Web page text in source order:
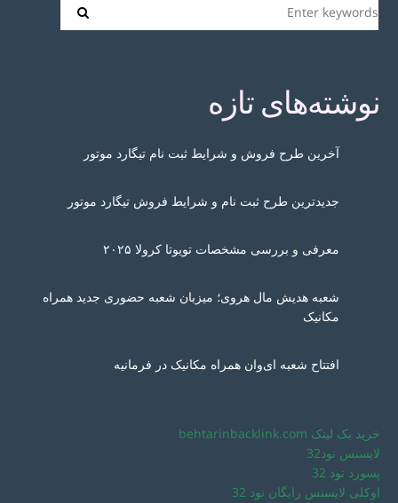
نوشته‌های تازه
آخرین طرح فروش و شرایط ثبت نام تیگارد موتور
جدیدترین طرح ثبت نام و شرایط فروش تیگارد موتور
معرفی و بررسی مشخصات تویوتا کرولا ۲۰۲۵
شعبه هدیش مال هروی؛ میزبان شعبه حضوری جدید همراه
مکانیک
افتتاح شعبه ای‌وان همراه مکانیک در فرمانیه
خرید بک لینک behtarinbacklink.com
لایسنس نود32
پسورد نود 32
اوکلی لایسنس رایگان نود 32